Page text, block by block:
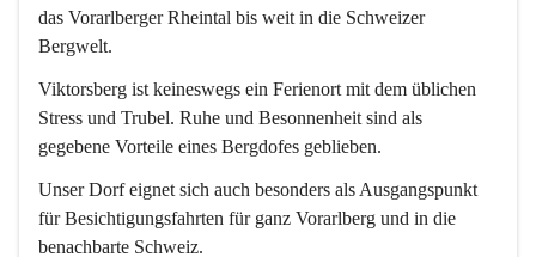
das Vorarlberger Rheintal bis weit in die Schweizer
Bergwelt.
Viktorsberg ist keineswegs ein Ferienort mit dem üblichen
Stress und Trubel. Ruhe und Besonnenheit sind als
gegebene Vorteile eines Bergdofes geblieben.
Unser Dorf eignet sich auch besonders als Ausgangspunkt
für Besichtigungsfahrten für ganz Vorarlberg und in die
benachbarte Schweiz.